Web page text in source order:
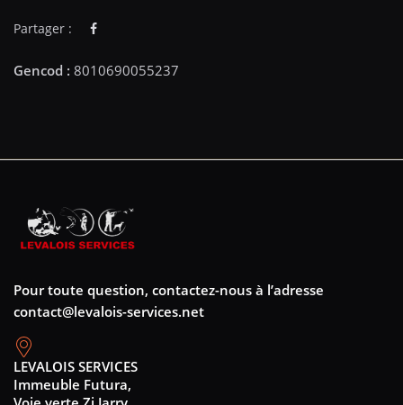
Partager :
Pour toute question, contactez-nous à l’adresse
contact@levalois-services.net
LEVALOIS SERVICES
Immeuble Futura,